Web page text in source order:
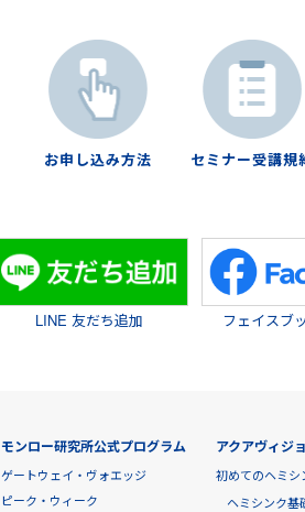
お申し込み方法 セミナー受講規
LINE 友だち追加 フェイスブ
モンロー研究所公式プログラム
ゲートウェイ・ヴォエッジ
ピーク・ウィーク
アクアヴィジ
初めてのヘミシ
ヘミシンク基